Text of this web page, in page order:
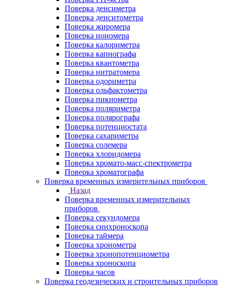
Поверка денсиметра
Поверка денситометра
Поверка жиромера
Поверка иономера
Поверка калориметра
Поверка капнографа
Поверка квантометра
Поверка нитратомера
Поверка одориметра
Поверка ольфактометра
Поверка пикнометра
Поверка поляриметра
Поверка полярографа
Поверка потенциостата
Поверка сахариметра
Поверка солемера
Поверка хлоридомера
Поверка хромато-масс-спектрометра
Поверка хроматографа
Поверка временных измерительных приборов
Назад
Поверка временных измерительных
приборов
Поверка секундомера
Поверка синхроноскопа
Поверка таймера
Поверка хронометра
Поверка хронопотенциометра
Поверка хроноскопа
Поверка часов
Поверка геодезических и строительных приборов